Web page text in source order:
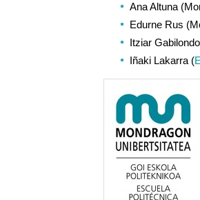
Ana Altuna
Edurne Rus
Itziar
Iñaki Lakarra (